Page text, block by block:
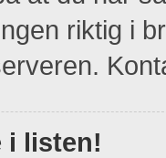
riktig i
i listen!